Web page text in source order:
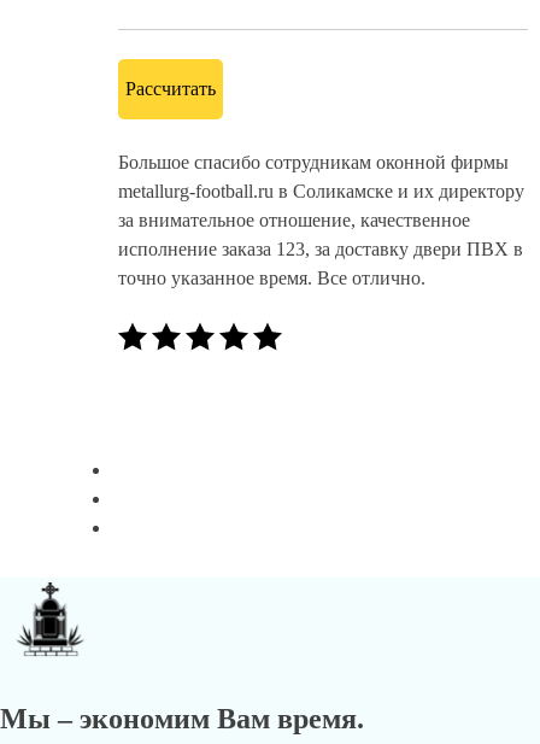
Рассчитать
Большое спасибо сотрудникам оконной фирмы
metallurg-football.ru в Соликамске и их директору
за внимательное отношение, качественное
исполнение заказа 123, за доставку двери ПВХ в
точно указанное время. Все отлично.
Мы – экономим Вам время.